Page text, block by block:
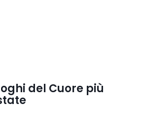
del Cuore più